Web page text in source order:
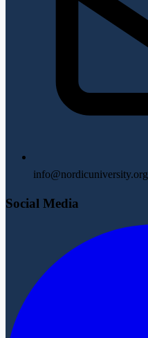
info@nordicuniversity.org
Social Media